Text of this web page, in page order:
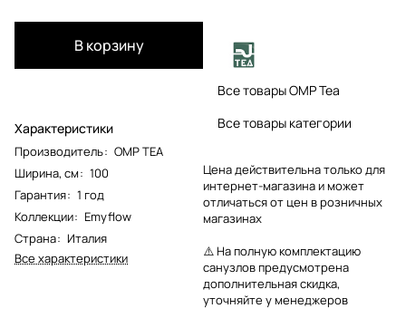
В корзину
Характеристики
Производитель: OMP TEA
Ширина, см: 100
Гарантия: 1 год
Коллекции: Emyflow
Страна: Италия
Все характеристики
Все товары OMP Tea
Все товары категории
Цена действительна только для
интернет-магазина и может
отличаться от цен в розничных
магазинах
⚠️ На полную комплектацию
санузлов предусмотрена
дополнительная скидка,
уточняйте у менеджеров